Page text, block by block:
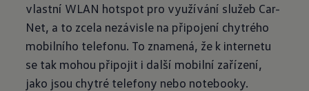
vlastní WLAN hotspot pro využívání služeb Car-
Net, a to zcela nezávisle na připojení chytrého
mobilního telefonu. To znamená, že k internetu
se tak mohou připojit i další mobilní zařízení,
jako jsou chytré telefony nebo notebooky.